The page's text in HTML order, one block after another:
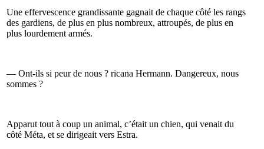
Une effervescence grandissante gagnait de chaque côté les rangs
des gardiens, de plus en plus nombreux, attroupés, de plus en
plus lourdement armés.
— Ont-ils si peur de nous ? ricana Hermann. Dangereux, nous
sommes ?
Apparut tout à coup un animal, c’était un chien, qui venait du
côté Méta, et se dirigeait vers Estra.